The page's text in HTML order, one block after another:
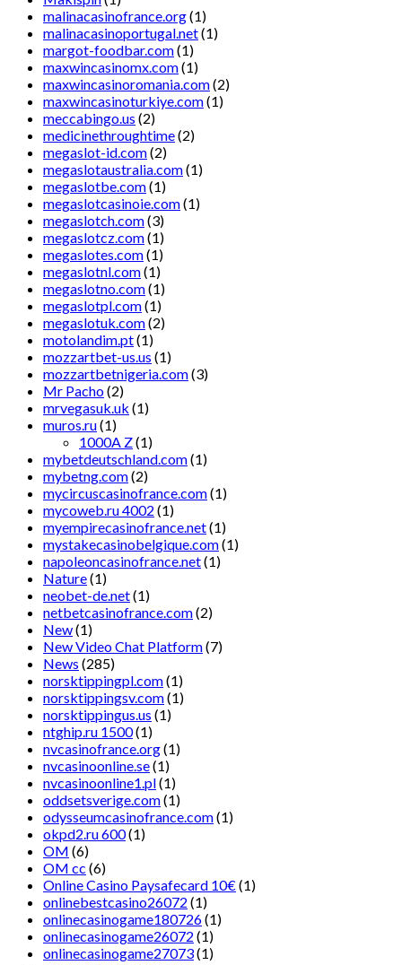
malinacasinofrance.org(1)
malinacasinoportugal.net(1)
margot-foodbar.com(1)
maxwincasinomx.com(1)
maxwincasinoromania.com(2)
maxwincasinoturkiye.com(1)
meccabingo.us (2)
medicinethroughtime(2)
megaslot-id.com(2)
megaslotaustralia.com(1)
megaslotbe.com(1)
megaslotcasinoie.com(1)
megaslotch.com(3)
megaslotcz.com(1)
megaslotes.com(1)
megaslotnl.com(1)
megaslotno.com(1)
megaslotpl.com(1)
megaslotuk.com(2)
motolandim.pt(1)
mozzartbet-us.us (1)
mozzartbetnigeria.com(3)
Mr Pacho(2)
mrvegasuk.uk (1)
muros.ru(1)
1000A Z(1)
mybetdeutschland.com(1)
mybetng.com(2)
mycircuscasinofrance.com(1)
mycoweb.ru 4002 (1)
myempirecasinofrance.net(1)
mystakecasinobelgique.com(1)
napoleoncasinofrance.net(1)
Nature(1)
neobet-de.net(1)
netbetcasinofrance.com(2)
New(1)
New Video Chat Platform(7)
News (285)
norsktippingpl.com(1)
norsktippingsv.com(1)
norsktippingus.us (1)
ntghip.ru 1500(1)
nvcasinofrance.org(1)
nvcasinoonline.se(1)
nvcasinoonline1.pl(1)
oddsetsverige.com(1)
odysseumcasinofrance.com(1)
okpd2.ru 600(1)
OM (6)
OM cc (6)
Online Casino Paysafecard 10€(1)
onlinebestcasino26072 (1)
onlinecasinogame180726(1)
onlinecasinogame26072 (1)
onlinecasinogame27073(1)